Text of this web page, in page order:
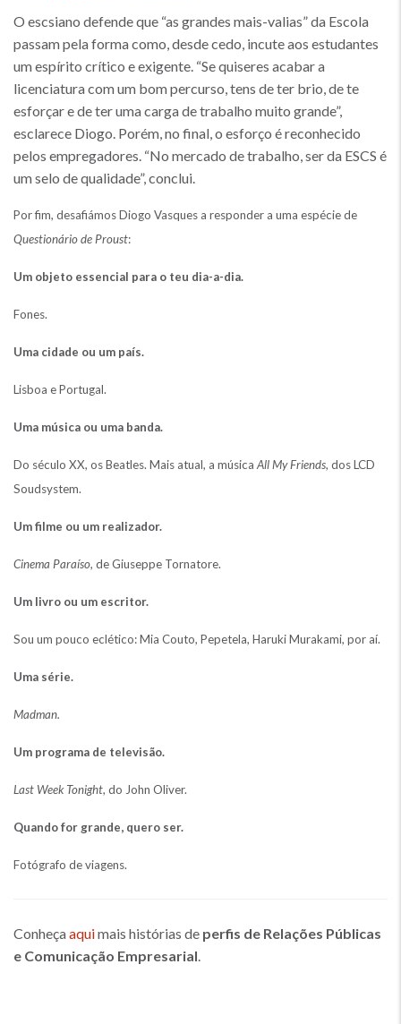
O escsiano defende que “as grandes mais-valias” da Escola
passam pela forma como, desde cedo, incute aos estudantes
um espírito crítico e exigente. “Se quiseres acabar a
licenciatura com um bom percurso, tens de ter brio, de te
esforçar e de ter uma carga de trabalho muito grande”,
esclarece Diogo. Porém, no final, o esforço é reconhecido
pelos empregadores. “No mercado de trabalho, ser da ESCS é
um selo de qualidade”, conclui.
Por fim, desafiámos Diogo Vasques a responder a uma espécie de
Questionário de Proust:
Um objeto essencial para o teu dia-a-dia.
Fones.
Uma cidade ou um país.
Lisboa e Portugal.
Uma música ou uma banda.
Do século XX, os Beatles. Mais atual, a músicaAll My Friends, dos LCD
Soudsystem.
Um filme ou um realizador.
Cinema Paraíso, de Giuseppe Tornatore.
Um livro ou um escritor.
Sou um pouco eclético: Mia Couto, Pepetela, Haruki Murakami, por aí.
Uma série.
Madman.
Um programa de televisão.
Last Week Tonight, do John Oliver.
Quando for grande, quero ser.
Fotógrafo de viagens.
Conheçaaquimais histórias de perfis de Relações Públicas
e Comunicação Empresarial.